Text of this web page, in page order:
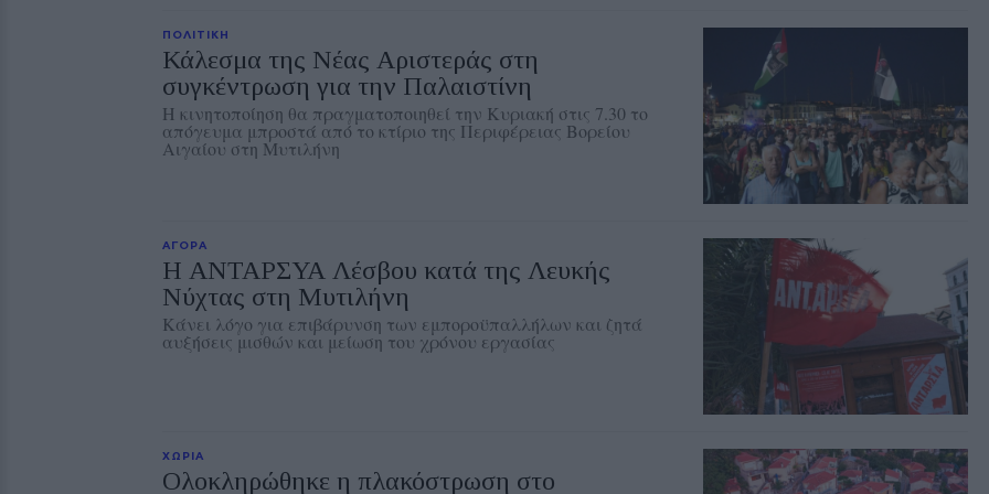
ΠΟΛΙΤΙΚΗ
Κάλεσμα της Νέας Αριστεράς στη
συγκέντρωση για την Παλαιστίνη
Η κινητοποίηση θα πραγματοποιηθεί την Κυριακή στις 7.30 το
απόγευμα μπροστά από το κτίριο της Περιφέρειας Βορείου
Αιγαίου στη Μυτιλήνη
ΑΓΟΡΑ
Η ΑΝΤΑΡΣΥΑ Λέσβου κατά της Λευκής
Νύχτας στη Μυτιλήνη
Κάνει λόγο για επιβάρυνση των εμποροϋπαλλήλων και ζητά
αυξήσεις μισθών και μείωση του χρόνου εργασίας
ΧΩΡΙΑ
Ολοκληρώθηκε η πλακόστρωση στο